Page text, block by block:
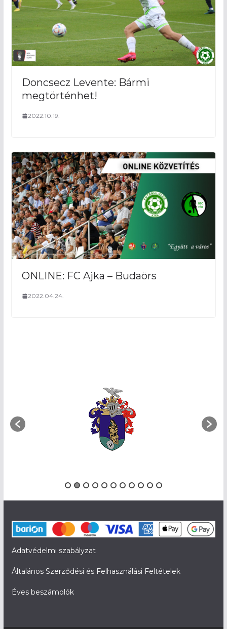
Doncsecz Levente: Bármi
megtörténhet!
2022.10.19.
ONLINE: FC Ajka – Budaörs
2022.04.24.
Adatvédelmi szabályzat
Általános Szerződési és Felhasználási Feltételek
Éves beszámolók